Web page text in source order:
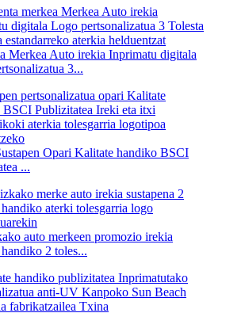
Merkea Auto irekia Inprimatu digitala
3...
Opari Kalitate handiko BSCI
...
auto merkeen promozio irekia
2 toles...